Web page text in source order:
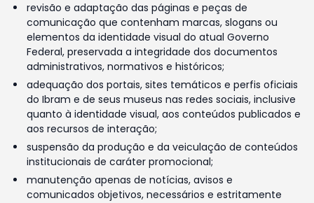
revisão e adaptação das páginas e peças de
comunicação que contenham marcas, slogans ou
elementos da identidade visual do atual Governo
Federal, preservada a integridade dos documentos
administrativos, normativos e históricos;
adequação dos portais, sites temáticos e perfis oficiais
do Ibram e de seus museus nas redes sociais, inclusive
quanto à identidade visual, aos conteúdos publicados e
aos recursos de interação;
suspensão da produção e da veiculação de conteúdos
institucionais de caráter promocional;
manutenção apenas de notícias, avisos e
comunicados objetivos, necessários e estritamente